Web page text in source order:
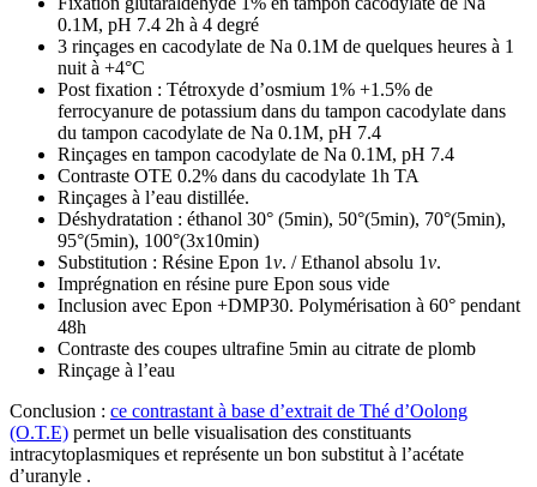
0.1M, pH 7.4 2h à 4 degré
3 rinçages en cacodylate de Na 0.1M de quelques heures à 1
nuit à +4°C
Post fixation : Tétroxyde d’osmium 1% +1.5% de
ferrocyanure de potassium dans du tampon cacodylate dans
du tampon cacodylate de Na 0.1M, pH 7.4
Rinçages en tampon cacodylate de Na 0.1M, pH 7.4
Contraste OTE 0.2% dans du cacodylate 1h TA
Rinçages à l’eau distillée.
Déshydratation : éthanol 30° (5min), 50°(5min), 70°(5min),
95°(5min), 100°(3x10min)
Substitution : Résine Epon 1v. / Ethanol absolu 1v.
Imprégnation en résine pure Epon sous vide
Inclusion avec Epon +DMP30. Polymérisation à 60° pendant
48h
Contraste des coupes ultrafine 5min au citrate de plomb
Rinçage à l’eau
Conclusion : ce contrastant à base d’extrait de Thé d’Oolong
(O.T.E) permet un belle visualisation des constituants
intracytoplasmiques et représente un bon substitut à l’acétate
d’uranyle .